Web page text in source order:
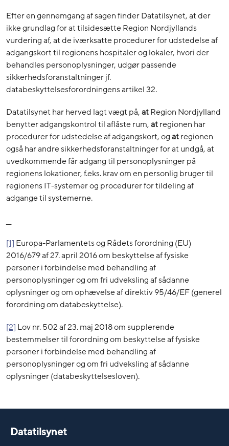
Efter en gennemgang af sagen finder Datatilsynet, at der
ikke grundlag for at tilsidesætte Region Nordjyllands
vurdering af, at de iværksatte procedurer for udstedelse af
adgangskort til regionens hospitaler og lokaler, hvori der
behandles personoplysninger, udgør passende
sikkerhedsforanstaltninger jf.
databeskyttelsesforordningens artikel 32.
Datatilsynet har herved lagt vægt på,atRegion Nordjylland
benytter adgangskontrol til aflåste rum,atregionen har
procedurer for udstedelse af adgangskort, ogatregionen
også har andre sikkerhedsforanstaltninger for at undgå, at
uvedkommende får adgang til personoplysninger på
regionens lokationer, f.eks. krav om en personlig bruger til
regionens IT-systemer og procedurer for tildeling af
adgange til systemerne.
[1] Europa-Parlamentets og Rådets forordning (EU)
2016/679 af 27. april 2016 om beskyttelse af fysiske
personer i forbindelse med behandling af
personoplysninger og om fri udveksling af sådanne
oplysninger og om ophævelse af direktiv 95/46/EF (generel
forordning om databeskyttelse).
[2] Lov nr. 502 af 23. maj 2018 om supplerende
bestemmelser til forordning om beskyttelse af fysiske
personer i forbindelse med behandling af
personoplysninger og om fri udveksling af sådanne
oplysninger (databeskyttelsesloven).
Datatilsynet